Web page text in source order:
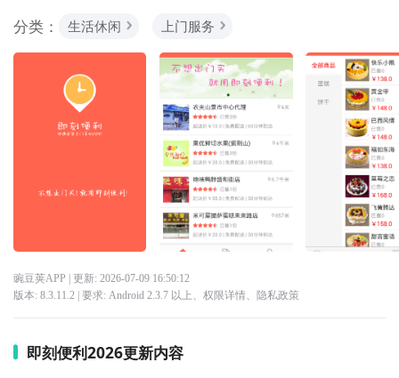
分类：
生活休闲 上门服务
豌豆荚APP | 更新: 2026-07-09 16:50:12
版本: 8.3.11.2| 要求: Android 2.3.7 以上、 权限详情、 隐私政策
即刻便利2026更新内容